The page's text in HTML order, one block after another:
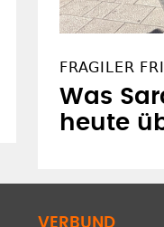
FRAGILER
Was
heute
VERBUND